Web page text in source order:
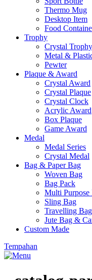
Thermo Mug
Desktop Item
Food
Trophy
Crystal Trophy
Metal &
Pewter
Plaque & Award
Crystal Award
Crystal Plaque
Crystal Clock
Acrylic Award
Box Plaque
Game Award
Medal
Medal Series
Crystal Medal
Bag & Paper Bag
Woven Bag
Bag Pack
Multi Purpose
Sling Bag
Travelling Bag
Jute Bag &
Custom Made
Tempahan